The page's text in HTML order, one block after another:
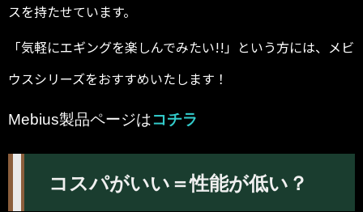
スを持たせています。
「気軽にエギングを楽しんでみたい!!」という方には、メビ
ウスシリーズをおすすめいたします！
Mebius製品ページはコチラ
コスパがいい＝性能が低い？